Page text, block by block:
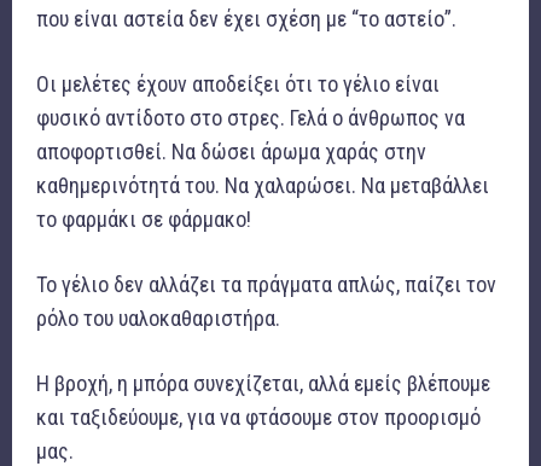
που είναι αστεία δεν έχει σχέση με “το αστείο”.
Οι μελέτες έχουν αποδείξει ότι το γέλιο είναι
φυσικό αντίδοτο στο στρες. Γελά ο άνθρωπος να
αποφορτισθεί. Να δώσει άρωμα χαράς στην
καθημερινότητά του. Να χαλαρώσει. Να μεταβάλλει
το φαρμάκι σε φάρμακο!
Το γέλιο δεν αλλάζει τα πράγματα απλώς, παίζει τον
ρόλο του υαλοκαθαριστήρα.
Η βροχή, η μπόρα συνεχίζεται, αλλά εμείς βλέπουμε
και ταξιδεύουμε, για να φτάσουμε στον προορισμό
μας.